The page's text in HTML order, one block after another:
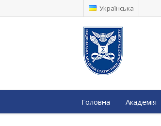
Українська
Головна Академія